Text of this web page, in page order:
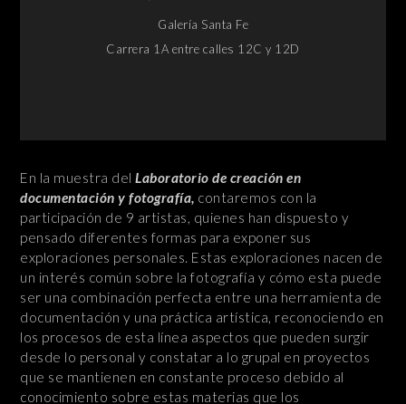
Galería Santa Fe
Carrera 1A entre calles 12C y 12D
En la muestra delLaboratorio de creación en
documentación y fotografía, contaremos con la
participación de 9 artistas, quienes han dispuesto y
pensado diferentes formas para exponer sus
exploraciones personales. Estas exploraciones nacen de
un interés común sobre la fotografía y cómo esta puede
ser una combinación perfecta entre una herramienta de
documentación y una práctica artística, reconociendo en
los procesos de esta línea aspectos que pueden surgir
desde lo personal y constatar a lo grupal en proyectos
que se mantienen en constante proceso debido al
conocimiento sobre estas materias que los